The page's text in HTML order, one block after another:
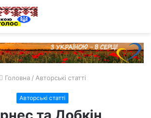
Головна / Авторські статті
Авторські статті